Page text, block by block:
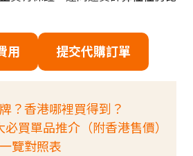
用 提交代購訂單
？香港哪裡買得到？
必買單品推介（附香港售價）
覽對照表